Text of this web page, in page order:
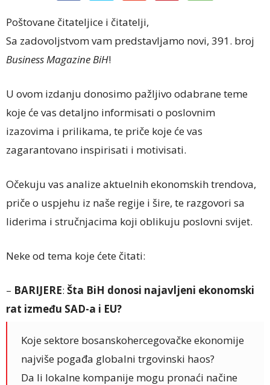
Poštovane čitateljice i čitatelji,
Sa zadovoljstvom vam predstavljamo novi, 391. broj
Business Magazine BiH!
U ovom izdanju donosimo pažljivo odabrane teme
koje će vas detaljno informisati o poslovnim
izazovima i prilikama, te priče koje će vas
zagarantovano inspirisati i motivisati.
Očekuju vas analize aktuelnih ekonomskih trendova,
priče o uspjehu iz naše regije i šire, te razgovori sa
liderima i stručnjacima koji oblikuju poslovni svijet.
Neke od tema koje ćete čitati:
– BARIJERE: Šta BiH donosi najavljeni ekonomski
rat između SAD-a i EU?
Koje sektore bosanskohercegovačke ekonomije
najviše pogađa globalni trgovinski haos?
Da li lokalne kompanije mogu pronaći načine